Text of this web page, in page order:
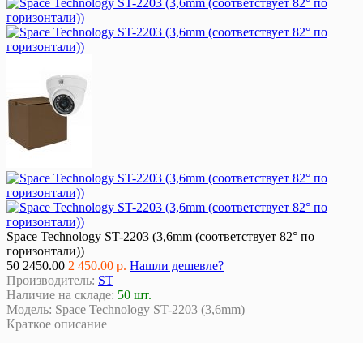
Space Technology ST-2203 (3,6mm (соответствует 82° по
горизонтали))
50 2450.00 2 450.00 р. Нашли дешевле?
Производитель: ST
Наличие на складе: 50 шт.
Модель: Space Technology ST-2203 (3,6mm)
Краткое описание